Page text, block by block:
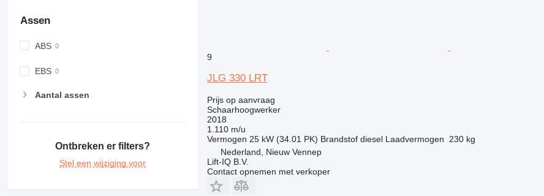
Assen
ABS
EBS
Aantal assen
Ontbreken er filters?
Stel een wijziging voor
9
JLG 330 LRT
Prijs op aanvraag
Schaarhoogwerker
2018
1.110 m/u
Vermogen 25 kW (34.01 PK) Brandstof diesel Laadvermogen
230 kg
Nederland, Nieuw Vennep
Lift-IQ B.V.
Contact opnemen met verkoper